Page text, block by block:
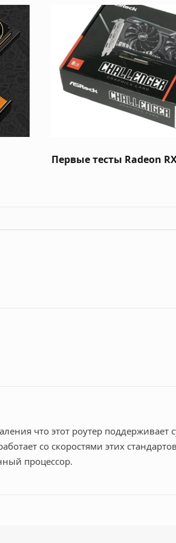
Первые тесты Radeon
что этот роутер поддерживает
со скоростями этих
процессор.